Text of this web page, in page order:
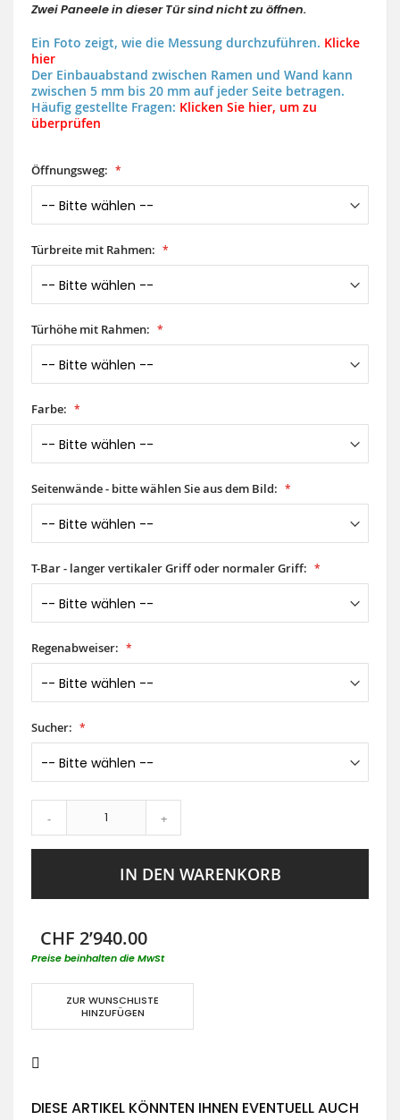
Zwei Paneele in dieser Tür sind nicht zu öffnen.
Ein Foto zeigt, wie die Messung durchzuführen. Klicke
hier
Der Einbauabstand zwischen Ramen und Wand kann
zwischen 5 mm bis 20 mm auf jeder Seite betragen.
Häufig gestellte Fragen: Klicken Sie hier, um zu
überprüfen
Öffnungsweg:
Türbreite mit Rahmen:
Türhöhe mit Rahmen:
Farbe:
Seitenwände - bitte wählen Sie aus dem Bild:
T-Bar - langer vertikaler Griff oder normaler Griff:
Regenabweiser:
Sucher:
- +
IN DEN WARENKORB
CHF 2’940.00
Preise beinhalten die MwSt
ZUR WUNSCHLISTE
HINZUFÜGEN
DIESE ARTIKEL KÖNNTEN IHNEN EVENTUELL AUCH